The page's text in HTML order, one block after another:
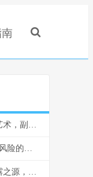
王者荣耀芈月怎么走位，暗影君主的生存艺术，副标题，穿梭战场的永恒之力
王者彩票一分快3计划网：虚拟游戏与真实风险的边界反思
我的世界怎么做牛奶桶，生存与创造的甘露之源，副标题，从奶牛到桶的田园诗篇